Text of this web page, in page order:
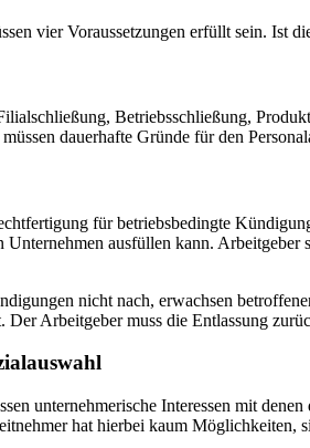
vier Voraussetzungen erfüllt sein. Ist
Betriebsschließung,
dauerhafte Gründe für den
für betriebsbedingte
ausfüllen kann.
nicht nach, erwachsen
Arbeitgeber muss die Entlassung
unternehmerische Interessen mit
hat hierbei kaum Möglichkeiten,